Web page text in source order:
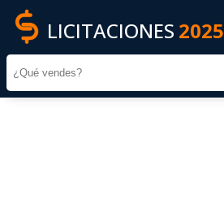
LICITACIONES 2025